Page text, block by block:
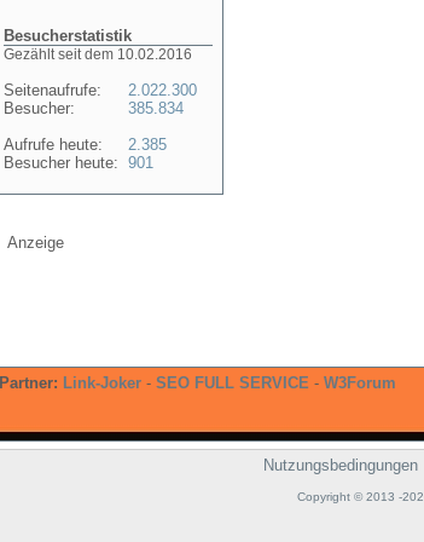
Besucherstatistik
Gezählt seit dem 10.02.2016
Seitenaufrufe:
Besucher:
Aufrufe heute:
Besucher heute:
2.022.300
385.834
2.385
901
Anzeige
Partner: Link-Joker - SEO FULL SERVICE - W3Forum
Nutzungsbedingungen
Copyright © 2013 -